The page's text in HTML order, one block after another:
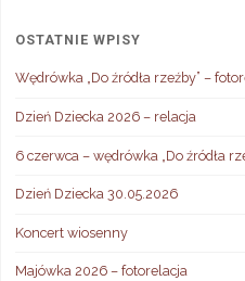
OSTATNIE WPISY
Wędrówka „Do źródła rzeźby” –
Dzień Dziecka 2026 – relacja
6 czerwca – wędrówka „Do źródła
Dzień Dziecka 30.05.2026
Koncert wiosenny
Majówka 2026 – fotorelacja